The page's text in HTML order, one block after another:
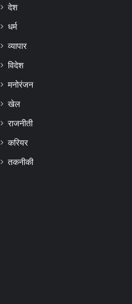
देश
धर्म
व्यापार
विदेश
मनोरंजन
खेल
राजनीती
करियर
तकनीकी